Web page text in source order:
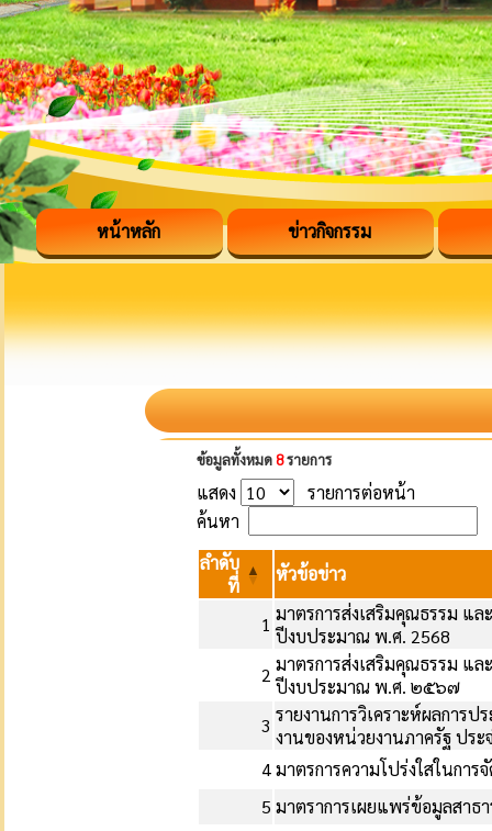
หน้าหลัก ข่าวกิจกรรม
ข้อมูลทั้งหมด8รายการ
แสดง
รายการต่อหน้า
ค้นหา
ลำดับ
ที่
หัวข้อข่าว
1 มาตรการส่งเสริมคุณธรรม แล
ปีงบประมาณ พ.ศ. 2568
2 มาตรการส่งเสริมคุณธรรม แล
ปีงบประมาณ พ.ศ. ๒๕๖๗
3 รายงานการวิเคราะห์ผลการ
งานของหน่วยงานภาครัฐ ปร
4มาตรการความโปร่งใสในกา
5 มาตราการเผยแพร่ข้อมูลสาธ